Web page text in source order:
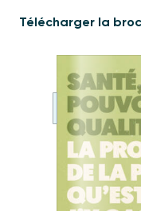
Télécharger la